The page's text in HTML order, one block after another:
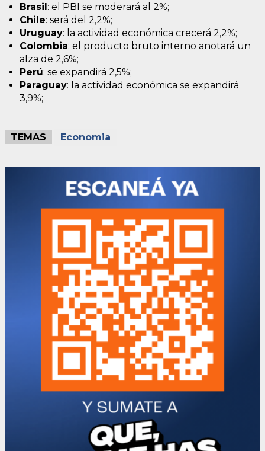
Brasil: el PBI se moderará al 2%;
Chile: será del 2,2%;
Uruguay: la actividad económica crecerá 2,2%;
Colombia: el producto bruto interno anotará un
alza de 2,6%;
Perú: se expandirá 2,5%;
Paraguay: la actividad económica se expandirá
3,9%;
TEMAS Economia